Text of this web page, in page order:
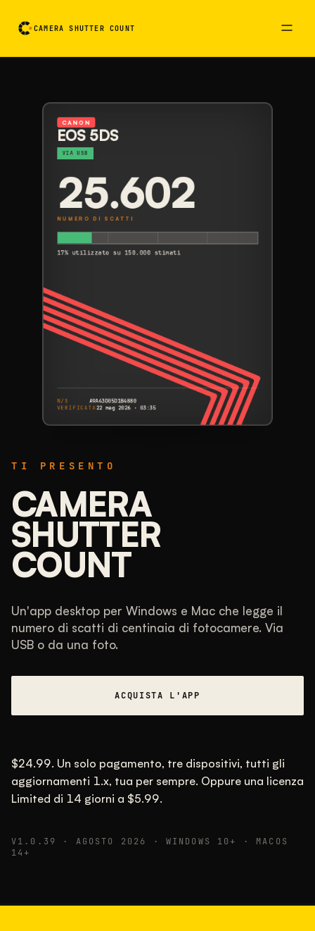
CAMERA SHUTTER COUNT
TI PRESENTO
CAMERA
SHUTTER
COUNT
Un'app desktop per Windows e Mac che legge il
numero di scatti di centinaia di fotocamere. Via
USB o da una foto.
ACQUISTA L'APP
$24.99. Un solo pagamento, tre dispositivi, tutti gli
aggiornamenti 1.x, tua per sempre. Oppure una licenza
Limited di 14 giorni a $5.99.
V1.0.39 · AGOSTO 2026 · WINDOWS 10+ · MACOS
14+
CANON
EOS 5DS
VIA USB
25.602
NUMERO DI SCATTI
17% utilizzato su 150.000 stimati
N/S
A9A43D05D1B4880
VERIFICATA22 mag 2026 · 03:35
17% utilizzato su 150.000 stimati
95.000, con un valore tipico di 58.000.